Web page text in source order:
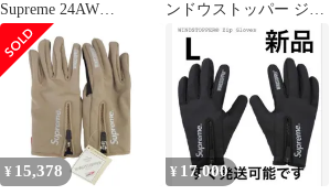
Supreme 24AW
WINDSTOPPER Zip
Gloves ウィンドストッ
パージップグローブ 手
袋 シュプリーム ブラッ
ク M 94146A6
ンドウストッパー ジッ
プグローブ L
¥ 15,378 ¥ 17,000